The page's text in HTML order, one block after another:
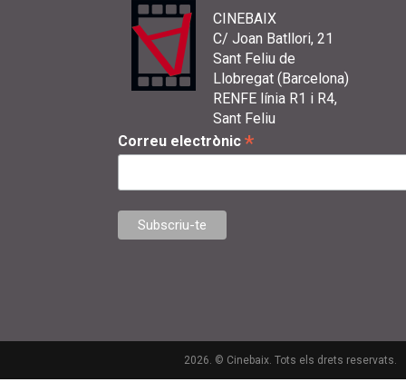
CINEBAIX
C/ Joan Batllori, 21
Sant Feliu de
Llobregat (Barcelona)
RENFE línia R1 i R4,
Sant Feliu
Correu electrònic *
2026. © Cinebaix. Tots els drets reservats.